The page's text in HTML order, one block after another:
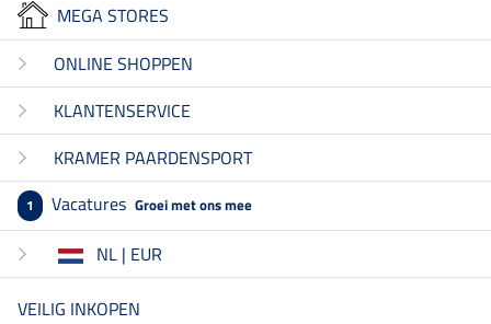
MEGA STORES
ONLINE SHOPPEN
KLANTENSERVICE
KRAMER PAARDENSPORT
1 Vacatures Groei met ons mee
NL | EUR
VEILIG INKOPEN